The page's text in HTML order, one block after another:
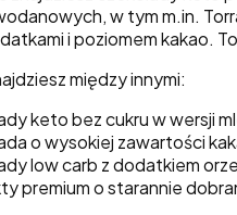
w tym m.in.
i poziomem kakao.
między innymi:
keto bez cukru w wersji
o wysokiej zawartości
low carb z dodatkiem
premium o starannie